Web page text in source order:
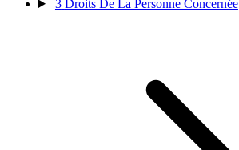
3 Droits De La Personne Concernée